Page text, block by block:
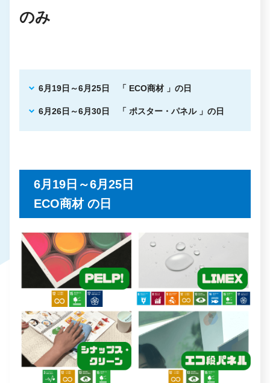
のみ
6月19日～6月25日 「 ECO商材 」の日
6月26日～6月30日 「 ポスター・パネル 」の日
6月19日～6月25日
ECO商材 の日